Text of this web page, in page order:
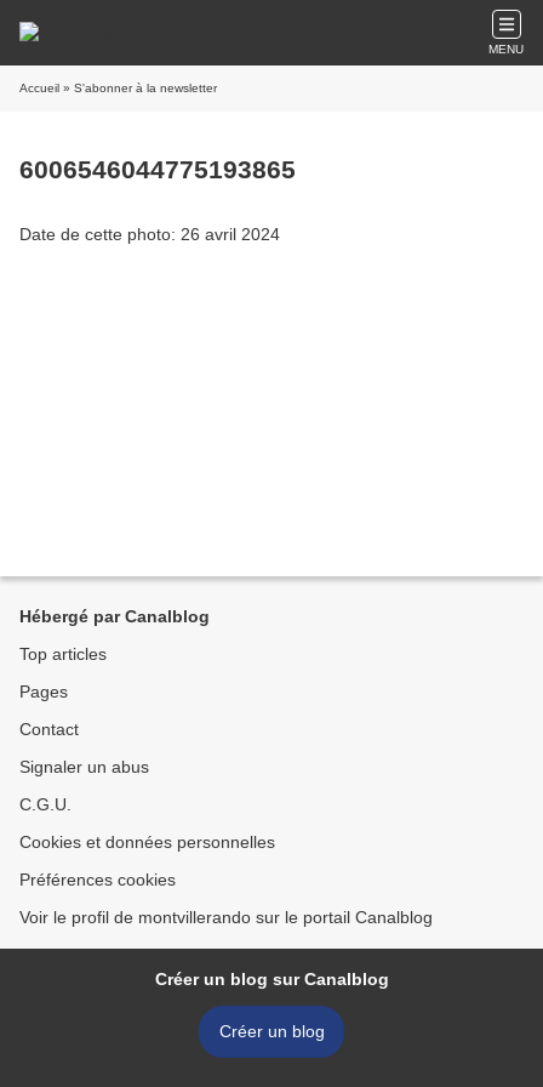
MENU
Accueil » S'abonner à la newsletter
6006546044775193865
Date de cette photo: 26 avril 2024
Hébergé par Canalblog
Top articles
Pages
Contact
Signaler un abus
C.G.U.
Cookies et données personnelles
Préférences cookies
Voir le profil de montvillerando sur le portail Canalblog
Créer un blog sur Canalblog
Créer un blog